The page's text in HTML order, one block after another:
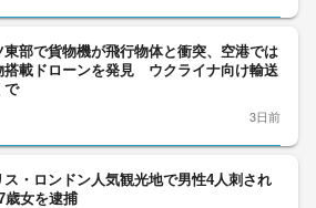
東部で貨物機が飛行物体と衝突、空港では
搭載ドローンを発見 ウクライナ向け輸送
で
3日前
ス・ロンドン人気観光地で男性4人刺され
女を逮捕